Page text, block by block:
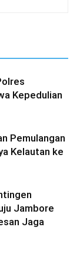
Kepedulian
Pemulangan
Kelautan ke
Jambore
Jaga